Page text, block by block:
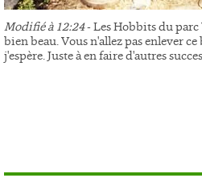
Modifié à 12:24- Les Hobbits du parc
bien beau. Vous n'allez pas enlever
j'espère. Juste à en faire d'autres